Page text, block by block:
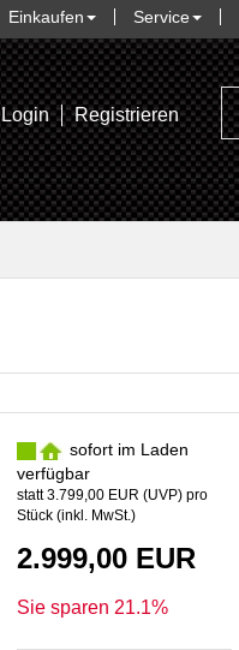
Einkaufen Service
Login Registrieren
sofort im Laden
verfügbar
statt3.799,00 EUR (UVP) pro
Stück (inkl. MwSt.)
2.999,00 EUR
Sie sparen 21.1%